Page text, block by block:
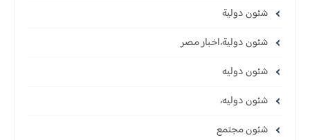
شئون دولية
شئون دولية،اخبار مصر
شئون دوليه
شئون دوليه،
شئون مجتمع